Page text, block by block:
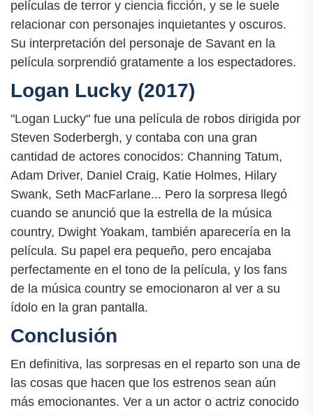
películas de terror y ciencia ficción, y se le suele
relacionar con personajes inquietantes y oscuros.
Su interpretación del personaje de Savant en la
película sorprendió gratamente a los espectadores.
Logan Lucky (2017)
"Logan Lucky" fue una película de robos dirigida por
Steven Soderbergh, y contaba con una gran
cantidad de actores conocidos: Channing Tatum,
Adam Driver, Daniel Craig, Katie Holmes, Hilary
Swank, Seth MacFarlane... Pero la sorpresa llegó
cuando se anunció que la estrella de la música
country, Dwight Yoakam, también aparecería en la
película. Su papel era pequeño, pero encajaba
perfectamente en el tono de la película, y los fans
de la música country se emocionaron al ver a su
ídolo en la gran pantalla.
Conclusión
En definitiva, las sorpresas en el reparto son una de
las cosas que hacen que los estrenos sean aún
más emocionantes. Ver a un actor o actriz conocido